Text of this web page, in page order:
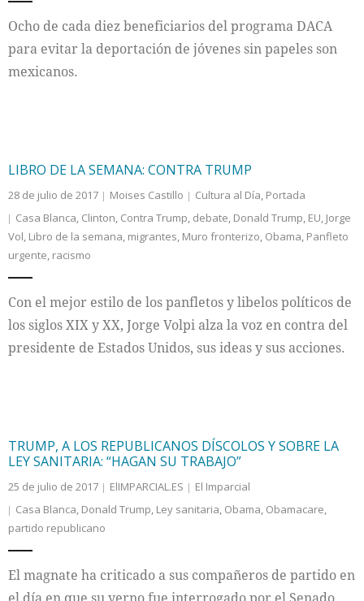
Ocho de cada diez beneficiarios del programa DACA
para evitar la deportación de jóvenes sin papeles son
mexicanos.
LIBRO DE LA SEMANA: CONTRA TRUMP
28 de julio de 2017 Moises Castillo Cultura al Día, Portada
Casa Blanca, Clinton, Contra Trump, debate, Donald Trump, EU, Jorge
Vol, Libro de la semana, migrantes, Muro fronterizo, Obama, Panfleto
urgente, racismo
Con el mejor estilo de los panfletos y libelos políticos de
los siglos XIX y XX, Jorge Volpi alza la voz en contra del
presidente de Estados Unidos, sus ideas y sus acciones.
TRUMP, A LOS REPUBLICANOS DÍSCOLOS Y SOBRE LA
LEY SANITARIA: “HAGAN SU TRABAJO”
25 de julio de 2017 ElIMPARCIAL.ES
El Imparcial
Casa Blanca, Donald Trump, Ley sanitaria, Obama, Obamacare,
partido republicano
El magnate ha criticado a sus compañeros de partido en